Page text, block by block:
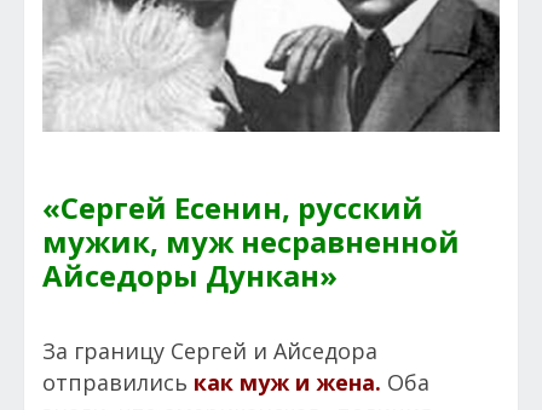
«Сергей Есенин, русский
мужик, муж несравненной
Айседоры Дункан»
За границу Сергей и Айседора
отправились как муж и жена. Оба